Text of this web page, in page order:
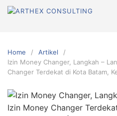
Skip
Home
Artikel
Izin Money Changer, Langkah –
Changer Terdekat di Kota Batam,